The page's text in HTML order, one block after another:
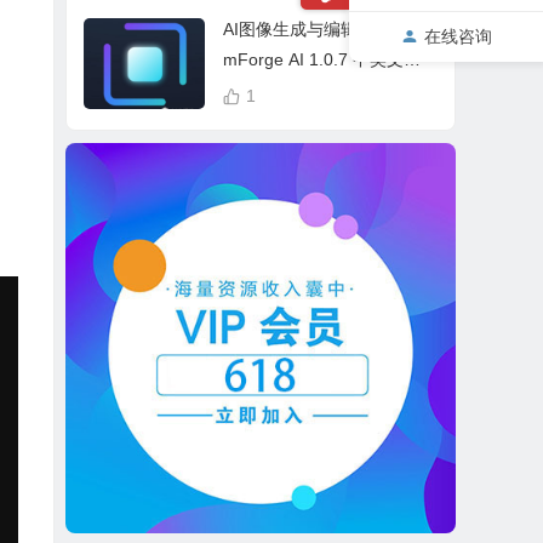
cess Bundle
AI图像生成与编辑软件 Drea
mForge AI 1.0.7 中英文多
语言 Win 本地离线运行
1
在线咨询